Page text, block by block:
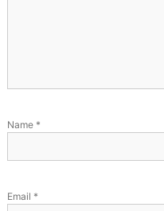
Name *
Email *